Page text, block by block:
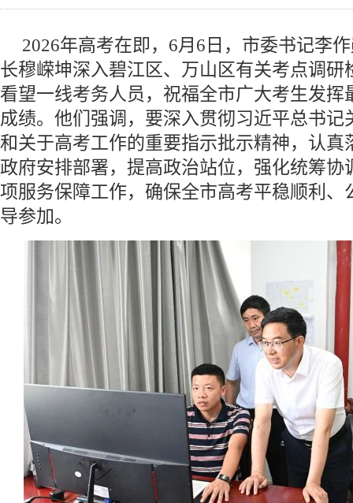
2026年高考在即，6月6日，市委书记李
长穆嵘坤深入碧江区、万山区有关考点调研
看望一线考务人员，祝福全市广大考生发挥
成绩。他们强调，要深入贯彻习近平总书记
和关于高考工作的重要指示批示精神，认真
政府安排部署，提高政治站位，强化统筹协
项服务保障工作，确保全市高考平稳顺利、
导参加。